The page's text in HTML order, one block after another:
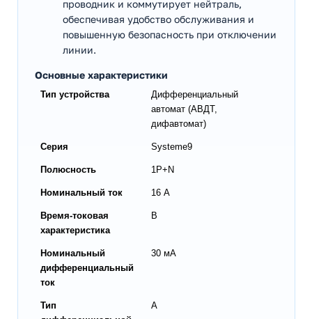
проводник и коммутирует нейтраль,
обеспечивая удобство обслуживания и
повышенную безопасность при отключении
линии.
Основные характеристики
Тип устройства
Дифференциальный
автомат (АВДТ,
дифавтомат)
Серия Systeme9
Полюсность 1P+N
Номинальный ток 16 А
Время-токовая
характеристика
B
Номинальный
дифференциальный
ток
30 мА
Тип
A